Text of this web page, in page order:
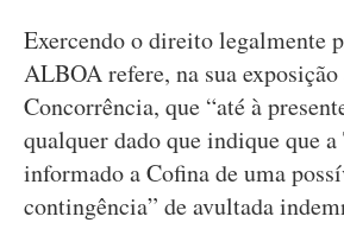
Exercendo o direito legalmente
ALBOA refere, na sua
Concorrência, que “até à
qualquer dado que indique que
informado a Cofina de uma
contingência” de avultada